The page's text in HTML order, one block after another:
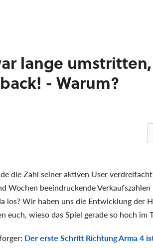
lange
- Warum?
die Zahl seiner aktiven User
Wochen beeindruckende
los? Wir haben uns die Entwicklung der
euch, wieso das Spiel gerade so hoch im
Der erste Schritt Richtung Arma 4